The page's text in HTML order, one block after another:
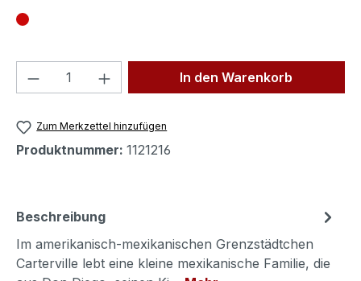
Produkt Anzahl: Gib denIn den Warenkorb
Zum Merkzettel hinzufügen
Produktnummer: 1121216
Beschreibung
Im amerikanisch-mexikanischen Grenzstädtchen
Carterville lebt eine kleine mexikanische Familie, die